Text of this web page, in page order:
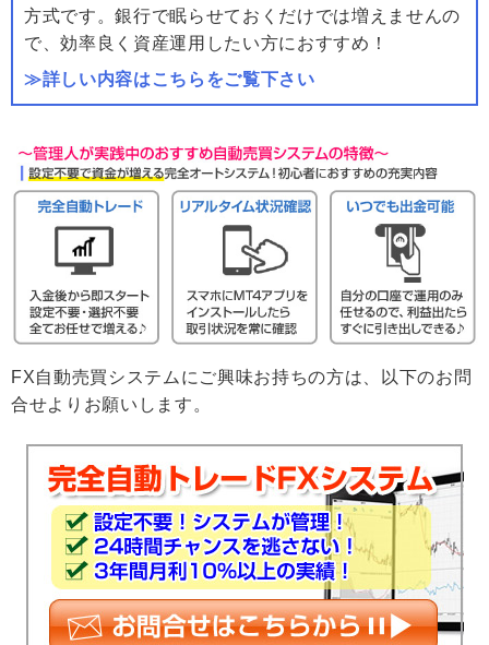
方式です。銀行で眠らせておくだけでは増えませんの
で、効率良く資産運用したい方におすすめ！
≫詳しい内容はこちらをご覧下さい
FX自動売買システムにご興味お持ちの方は、以下のお問
合せよりお願いします。